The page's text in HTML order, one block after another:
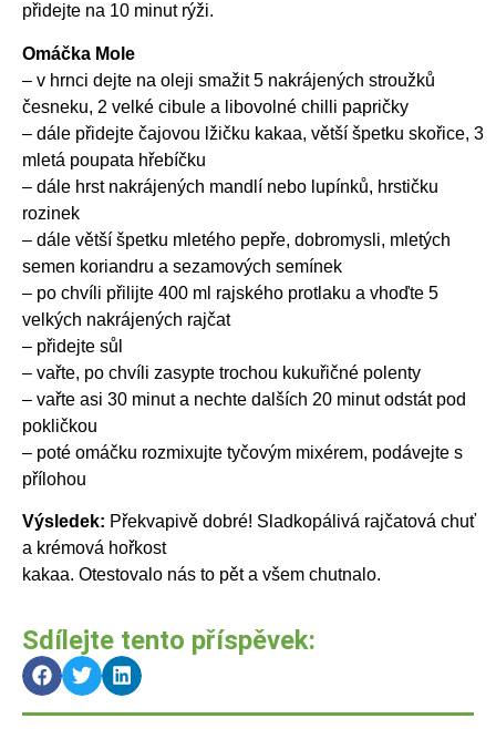
přidejte na 10 minut rýži.
Omáčka Mole
– v hrnci dejte na oleji smažit 5 nakrájených stroužků
česneku, 2 velké cibule a libovolné chilli papričky
– dále přidejte čajovou lžičku kakaa, větší špetku skořice, 3
mletá poupata hřebíčku
– dále hrst nakrájených mandlí nebo lupínků, hrstičku
rozinek
– dále větší špetku mletého pepře, dobromysli, mletých
semen koriandru a sezamových semínek
– po chvíli přilijte 400 ml rajského protlaku a vhoďte 5
velkých nakrájených rajčat
– přidejte sůl
– vařte, po chvíli zasypte trochou kukuřičné polenty
– vařte asi 30 minut a nechte dalších 20 minut odstát pod
pokličkou
– poté omáčku rozmixujte tyčovým mixérem, podávejte s
přílohou
Výsledek: Překvapivě dobré! Sladkopálivá rajčatová chuť
a krémová hořkost
kakaa. Otestovalo nás to pět a všem chutnalo.
Sdílejte tento příspěvek: